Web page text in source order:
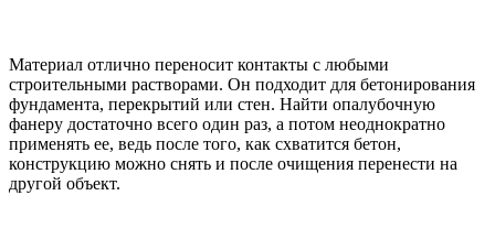
Материал отлично переносит контакты с любыми
строительными растворами. Он подходит для бетонирования
фундамента, перекрытий или стен. Найти опалубочную
фанеру достаточно всего один раз, а потом неоднократно
применять ее, ведь после того, как схватится бетон,
конструкцию можно снять и после очищения перенести на
другой объект.